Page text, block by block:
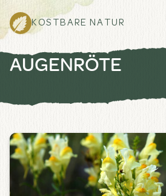
KOSTBARE NATUR
AUGENRÖTE